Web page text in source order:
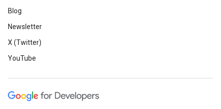
Blog
Newsletter
X (Twitter)
YouTube